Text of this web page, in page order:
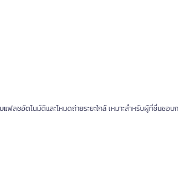
ฟลชอัตโนมัติและโหมดถ่ายระยะใกล้ เหมาะสำหรับผู้ที่ชื่นชอบ